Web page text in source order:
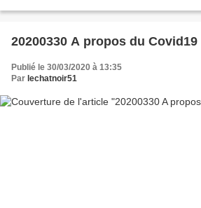
20200330 A propos du Covid19
Publié le 30/03/2020 à 13:35
Par lechatnoir51